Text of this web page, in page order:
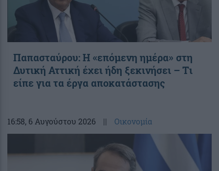
Παπασταύρου: Η «επόμενη ημέρα» στη
Δυτική Αττική έχει ήδη ξεκινήσει – Tι
είπε για τα έργα αποκατάστασης
16:58, 6 Αυγούστου 2026 || Οικονομία